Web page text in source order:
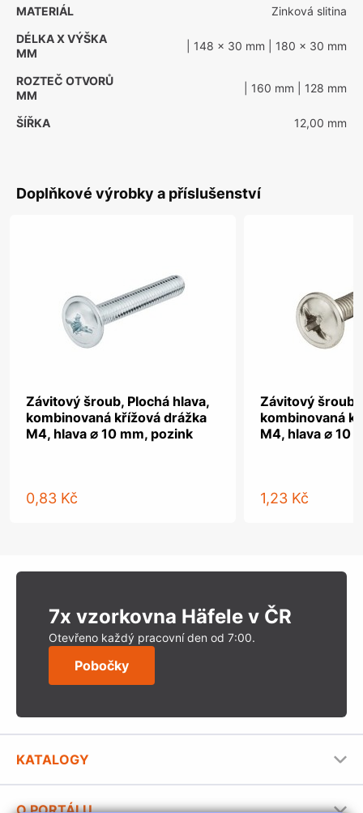
MATERIÁL
Zinková slitina
DÉLKA X VÝŠKA
MM
| 148 x 30 mm | 180 x 30 mm
ROZTEČ OTVORŮ
MM
| 160 mm | 128 mm
ŠÍŘKA 12,00 mm
Doplňkové výrobky a příslušenství
Závitový šroub, Plochá hlava,
kombinovaná křížová drážka
M4, hlava ⌀ 10 mm, pozink
0,83 Kč
Závitový šroub,
kombinovaná
M4, hlava ⌀ 10
1,23 Kč
7x vzorkovna Häfele v ČR
Otevřeno každý pracovní den od 7:00.
Pobočky
KATALOGY
O PORTÁLU